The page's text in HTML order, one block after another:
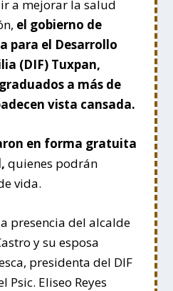
a mejorar la salud
el gobierno de
para el Desarrollo
(DIF) Tuxpan,
a más de
vista cansada.
en forma gratuita
quienes podrán
vida.
presencia del alcalde
y su esposa
presidenta del DIF
Psic. Eliseo Reyes